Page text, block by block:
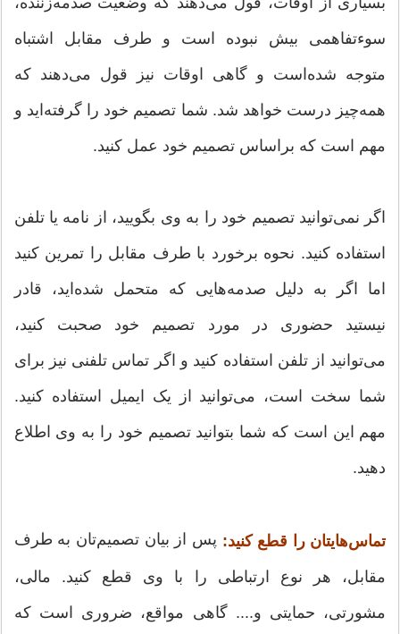
سوءتفاهمی بیش نبوده است و طرف مقابل اشتباه
متوجه شده‌است و گاهی اوقات نیز قول می‌دهند که
همه‌چیز درست خواهد‌ شد. شما تصمیم خود را گرفته‌اید و
مهم است که براساس تصمیم خود عمل کنید.
اگر نمی‌توانید تصمیم خود را به وی بگویید، از نامه یا تلفن
استفاده کنید. نحوه برخورد با طرف مقابل را تمرین کنید
اما اگر به دلیل صدمه‌هایی که متحمل شده‌اید، قادر
نیستید حضوری در مورد تصمیم خود صحبت کنید،
می‌توانید از تلفن استفاده کنید و اگر تماس تلفنی نیز برای
شما سخت است، می‌توانید از یک ایمیل استفاده کنید.
مهم این است که شما بتوانید تصمیم خود را به وی اطلاع
دهید.
تماس‌هایتان را قطع کنید: پس از بیان تصمیم‌تان به طرف
مقابل، هر نوع ارتباطی را با وی قطع کنید. مالی،
مشورتی، حمایتی و.... گاهی مواقع، ضروری است که